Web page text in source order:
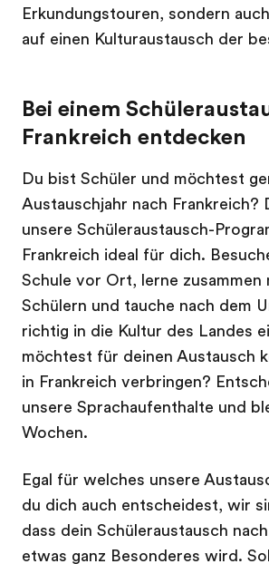
Erkundungstouren, sondern
auf einen Kulturaustausch der
Bei einem
Frankreich entdecken
Du bist Schüler und möchtest
Austauschjahr nach Frankreich?
unsere Schüleraustausch-
Frankreich ideal für dich.
Schule vor Ort, lerne zusammen
Schülern und tauche nach dem
richtig in die Kultur des Landes
möchtest für deinen Austausch
in Frankreich verbringen?
unsere Sprachaufenthalte und
Wochen.
Egal für welches unsere
du dich auch entscheidest, wir
dass dein Schüleraustausch
etwas ganz Besonderes wird.